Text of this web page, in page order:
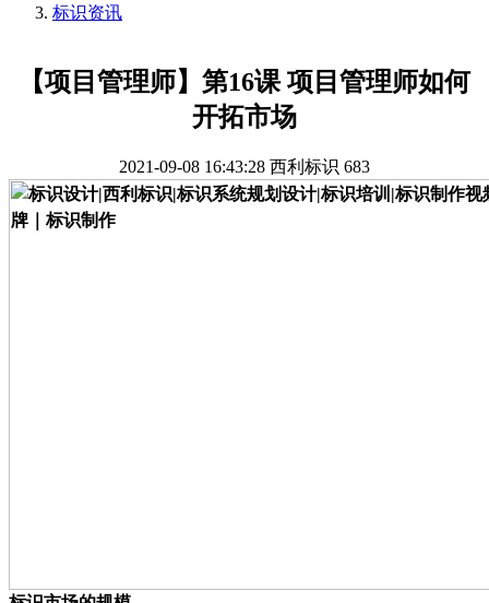
标识资讯
【项目管理师】第16课 项目管理师如何
开拓市场
2021-09-08 16:43:28 西利标识 683